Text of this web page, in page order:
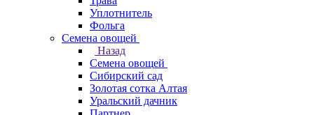
Уплотнитель
Фольга
Семена овощей
Назад
Семена овощей
Сибирский сад
Золотая сотка Алтая
Уральский дачник